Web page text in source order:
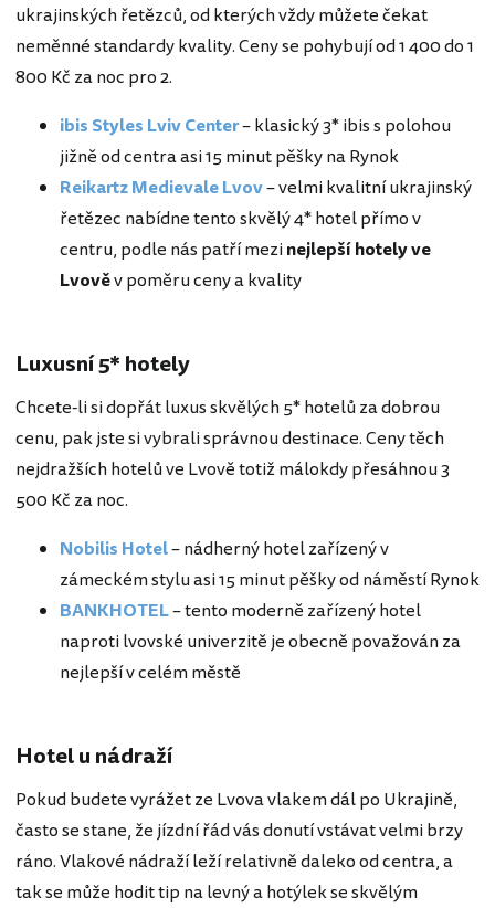
ukrajinských řetězců, od kterých vždy můžete čekat
neměnné standardy kvality. Ceny se pohybují od 1 400 do 1
800 Kč za noc pro 2.
ibis Styles Lviv Center– klasický 3* ibis s polohou
jižně od centra asi 15 minut pěšky na Rynok
Reikartz Medievale Lvov– velmi kvalitní ukrajinský
řetězec nabídne tento skvělý 4* hotel přímo v
centru, podle nás patří mezinejlepší hotely ve
Lvověv poměru ceny a kvality
Luxusní 5* hotely
Chcete-li si dopřát luxus skvělých 5* hotelů za dobrou
cenu, pak jste si vybrali správnou destinace. Ceny těch
nejdražších hotelů ve Lvově totiž málokdy přesáhnou 3
500 Kč za noc.
Nobilis Hotel– nádherný hotel zařízený v
zámeckém stylu asi 15 minut pěšky od náměstí Rynok
BANKHOTEL– tento moderně zařízený hotel
naproti lvovské univerzitě je obecně považován za
nejlepší v celém městě
Hotel u nádraží
Pokud budete vyrážet ze Lvova vlakem dál po Ukrajině,
často se stane, že jízdní řád vás donutí vstávat velmi brzy
ráno. Vlakové nádraží leží relativně daleko od centra, a
tak se může hodit tip na levný a hotýlek se skvělým